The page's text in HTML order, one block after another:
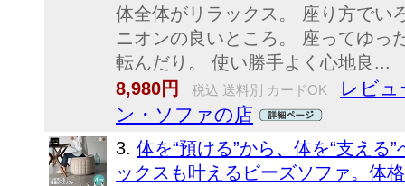
体全体がリラックス。 座り方でい
ニオンの良いところ。 座ってゆっ
転んだり。 使い勝手よく心地良...
8,980円
税込 送料別 カードOK
レビュ
ン・ソファの店
3. 体を“預ける”から、体を“支える
ックスも叶えるビーズソファ。体